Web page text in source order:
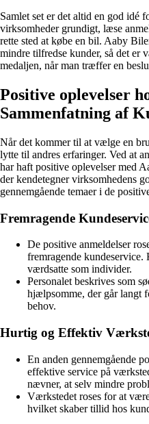
Samlet set er det altid en god idé
virksomheder grundigt, læse
rette sted at købe en bil. Aaby
mindre tilfredse kunder, så det er
medaljen, når man træffer en
Positive oplevelser
Sammenfatning af
Når det kommer til at vælge en
lytte til andres erfaringer. Ved at
har haft positive oplevelser med
der kendetegner virksomhedens
gennemgående temaer i de
Fremragende
De positive anmeldelser
fremragende
værdsatte som individer.
Personalet beskrives som
hjælpsomme, der går langt
behov.
Hurtig og Effektiv
En anden gennemgående
effektive service på
nævner, at selv mindre
Værkstedet roses for at
hvilket skaber tillid hos